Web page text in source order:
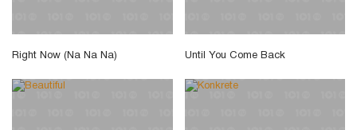
Right Now (Na Na Na) Until You Come Back